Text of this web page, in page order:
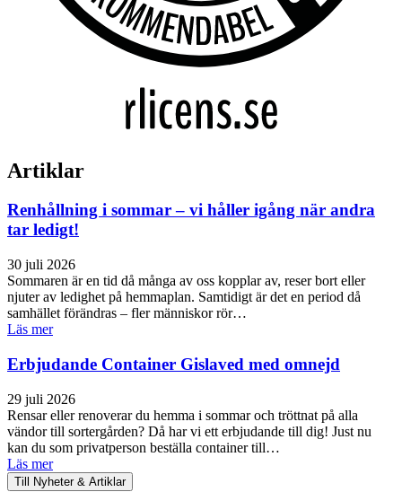
Artiklar
Renhållning i sommar – vi håller igång när andra
tar ledigt!
30 juli 2026
Sommaren är en tid då många av oss kopplar av, reser bort eller
njuter av ledighet på hemmaplan. Samtidigt är det en period då
samhället förändras – fler människor rör…
Läs mer
Erbjudande Container Gislaved med omnejd
29 juli 2026
Rensar eller renoverar du hemma i sommar och tröttnat på alla
vändor till sortergården? Då har vi ett erbjudande till dig! Just nu
kan du som privatperson beställa container till…
Läs mer
Till Nyheter & Artiklar